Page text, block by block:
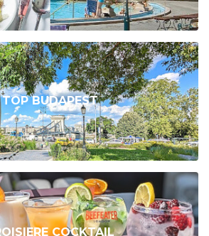
TOP BUDAPEST
COCKTAIL